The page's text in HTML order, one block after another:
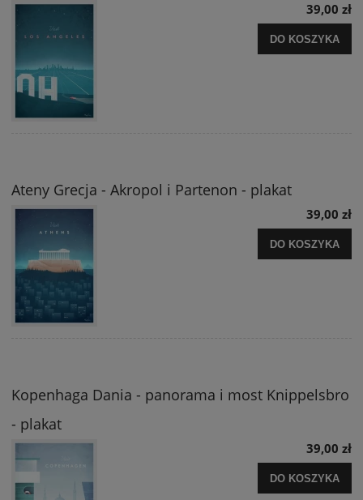
39,00 zł
DO KOSZYKA
Ateny Grecja - Akropol i Partenon - plakat
39,00 zł
DO KOSZYKA
Kopenhaga Dania - panorama i most Knippelsbro
- plakat
39,00 zł
DO KOSZYKA